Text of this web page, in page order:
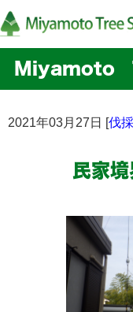
Miyamoto
2021年03月27日 [伐
民家